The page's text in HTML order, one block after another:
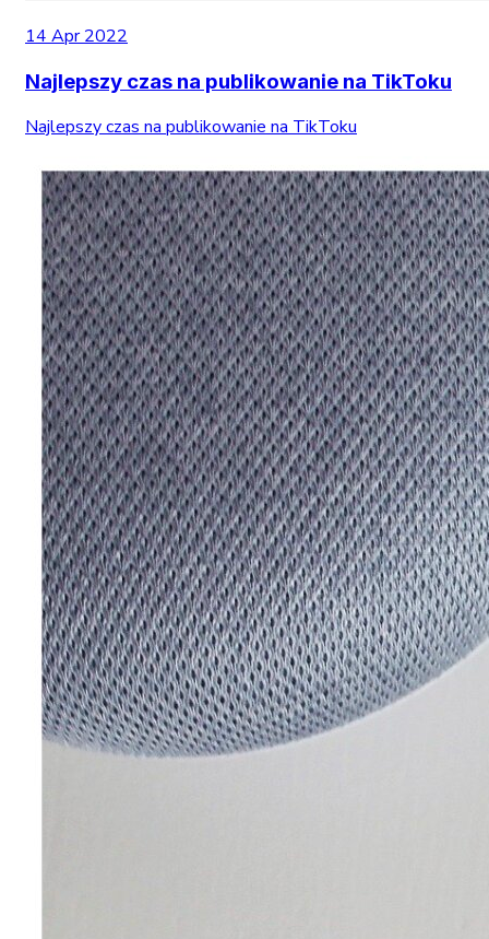
14 Apr 2022
Najlepszy czas na publikowanie na TikToku
Najlepszy czas na publikowanie na TikToku